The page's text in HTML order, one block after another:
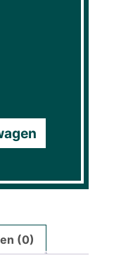
(0)